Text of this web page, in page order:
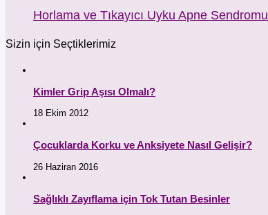
Horlama ve Tıkayıcı Uyku Apne Sendromu
Sizin için Seçtiklerimiz
Kimler Grip Aşısı Olmalı?
18 Ekim 2012
Çocuklarda Korku ve Anksiyete Nasıl Gelişir?
26 Haziran 2016
Sağlıklı Zayıflama için Tok Tutan Besinler